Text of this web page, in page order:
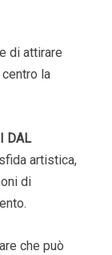
di attirare
la
DAL
artistica,
di
che può